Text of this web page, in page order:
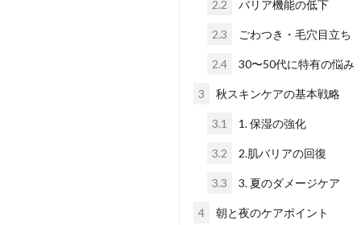
2.2 バリア機能の低下
2.3 ごわつき・毛穴目立ち
2.4 30〜50代に特有の悩み
3 秋スキンケアの基本戦略
3.1 1. 保湿の強化
3.2 2.肌バリアの回復
3.3 3. 夏のダメージケア
4 朝と夜のケアポイント